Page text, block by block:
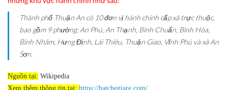
Thành phố Thuận An có 10 đơn vị hành chính cấp xã trực thuộc,
bao gồm 9 phường: An Phú, An Thạnh, Bình Chuẩn, Bình Hòa,
Bình Nhâm, Hưng Định, Lái Thiêu, Thuận Giao, Vĩnh Phú và xã An
Sơn.
Nguồn tại: Wikipedia
Xem thêm thông tin tại: https://batchegiare.com/